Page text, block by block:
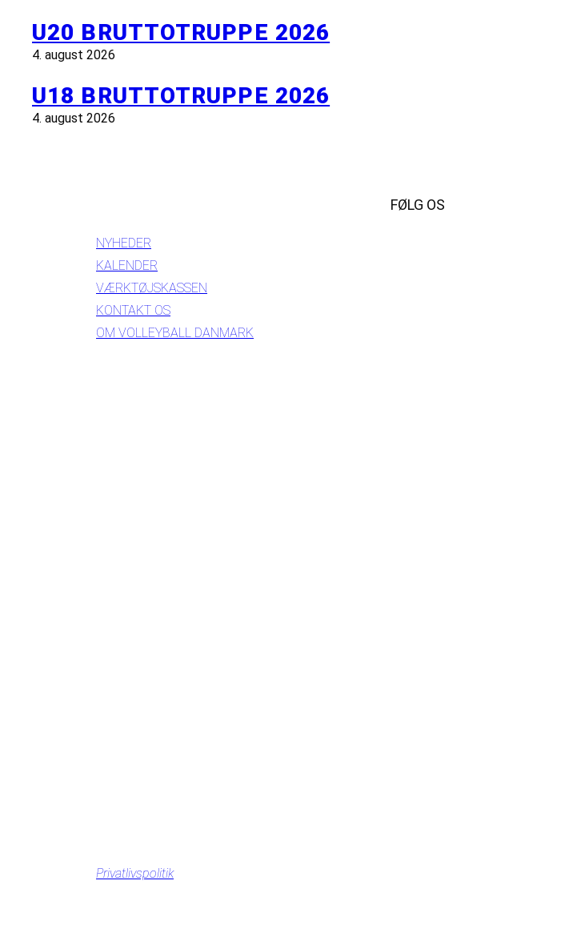
U20 BRUTTOTRUPPE 2026
4. august 2026
U18 BRUTTOTRUPPE 2026
4. august 2026
NYHEDER
KALENDER
VÆRKTØJSKASSEN
KONTAKT OS
OM VOLLEYBALL DANMARK
FØLG OS
Privatlivspolitik